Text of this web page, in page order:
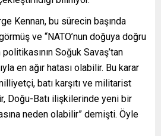
Kennan, bu sürecin başında
ve “NATO’nun doğuya doğru
Soğuk Savaş’tan
en ağır hatası olabilir. Bu karar
batı karşıtı ve militarist
Doğu-Batı ilişkilerinde yeni bir
neden olabilir” demişti. Öyle